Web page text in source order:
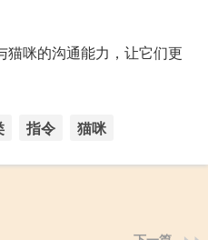
猫咪的沟通能力，让它们更
指令 猫咪